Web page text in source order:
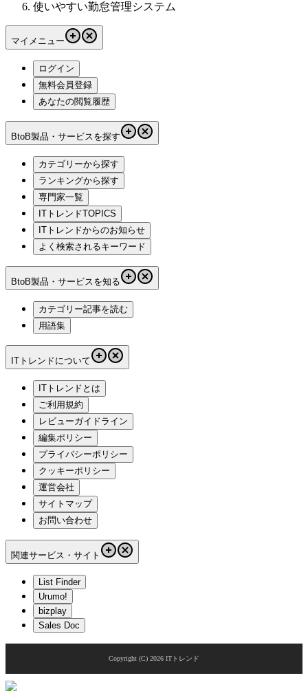
使いやすい勤怠管理システム
マイメニュー
ログイン
無料会員登録
あなたの閲覧履歴
BtoB製品・サービスを探す
カテゴリーから探す
ランキングから探す
専門家一覧
ITトレンドTOPICS
ITトレンドからのお知らせ
よく検索されるキーワード
BtoB製品・サービスを知る
カテゴリー記事を読む
用語集
ITトレンドについて
ITトレンドとは
ご利用規約
レビューガイドライン
編集ポリシー
プライバシーポリシー
クッキーポリシー
運営会社
サイトマップ
お問い合わせ
関連サービス・サイト
List Finder
Urumo!
bizplay
Sales Doc
Copyright (C) 2026 ITトレンド